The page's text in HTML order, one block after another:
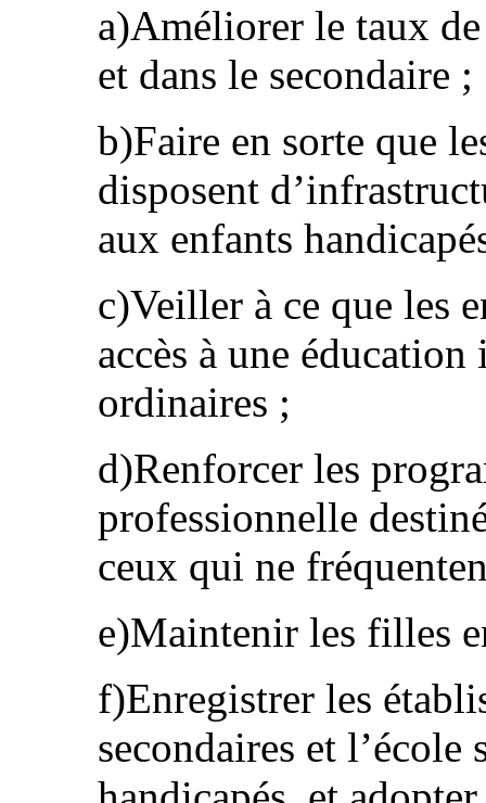
a)Améliorer le taux
et dans le secondaire ;
b)Faire en sorte que
disposent
aux enfants
c)Veiller à ce que les
accès à une
ordinaires ;
d)Renforcer les
professionnelle
ceux qui ne
e)Maintenir les filles
f)Enregistrer les
secondaires et l’école